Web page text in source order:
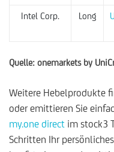
Intel Corp. Long
Quelle: onemarkets by
Weitere Hebelprodukte
oder emittieren Sie
my.one direct im stock3
Schritten Ihr